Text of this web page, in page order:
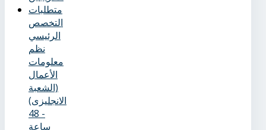
متطلبات
التخصص
الرئيسي
نظم
معلومات
الأعمال
(الشعبة
الانجليزى)
- 48
ساعة